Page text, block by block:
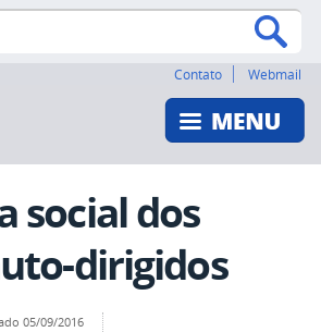
Contato Webmail
social dos
dirigidos
05/09/2016